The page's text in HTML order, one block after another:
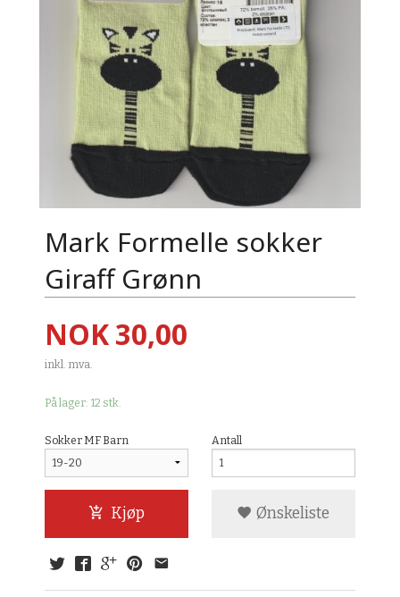
Mark Formelle sokker
Giraff Grønn
Pris
NOK30,00
inkl. mva.
På lager: 12 stk.
Sokker MF Barn Antall
Kjøp Ønskeliste